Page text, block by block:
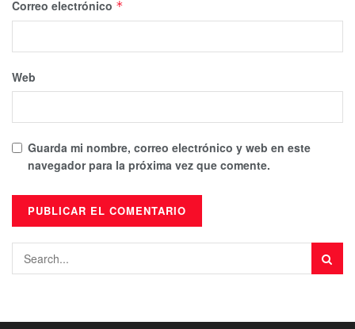
Correo electrónico *
Web
Guarda mi nombre, correo electrónico y web en este
navegador para la próxima vez que comente.